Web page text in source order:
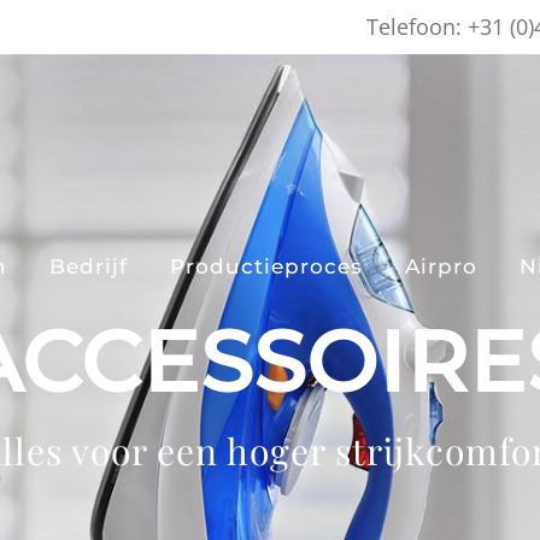
Telefoon: +31
Bedrijf Productieproces Airpro
voor een hoger